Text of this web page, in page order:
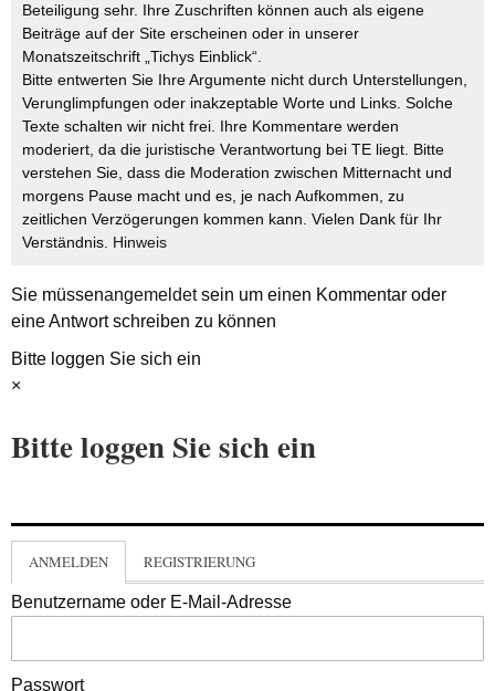
Beteiligung sehr. Ihre Zuschriften können auch als eigene
Beiträge auf der Site erscheinen oder in unserer
Monatszeitschrift „Tichys Einblick“.
Bitte entwerten Sie Ihre Argumente nicht durch Unterstellungen,
Verunglimpfungen oder inakzeptable Worte und Links. Solche
Texte schalten wir nicht frei. Ihre Kommentare werden
moderiert, da die juristische Verantwortung bei TE liegt. Bitte
verstehen Sie, dass die Moderation zwischen Mitternacht und
morgens Pause macht und es, je nach Aufkommen, zu
zeitlichen Verzögerungen kommen kann. Vielen Dank für Ihr
Verständnis. Hinweis
Sie müssenangemeldetsein um einen Kommentar oder
eine Antwort schreiben zu können
Bitte loggen Sie sich ein
×
Bitte loggen Sie sich ein
ANMELDEN REGISTRIERUNG
Benutzername oder E-Mail-Adresse
Passwort